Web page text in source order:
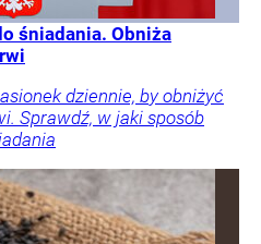
śniadania. Obniża
dziennie, by obniżyć
Sprawdź, w jaki sposób